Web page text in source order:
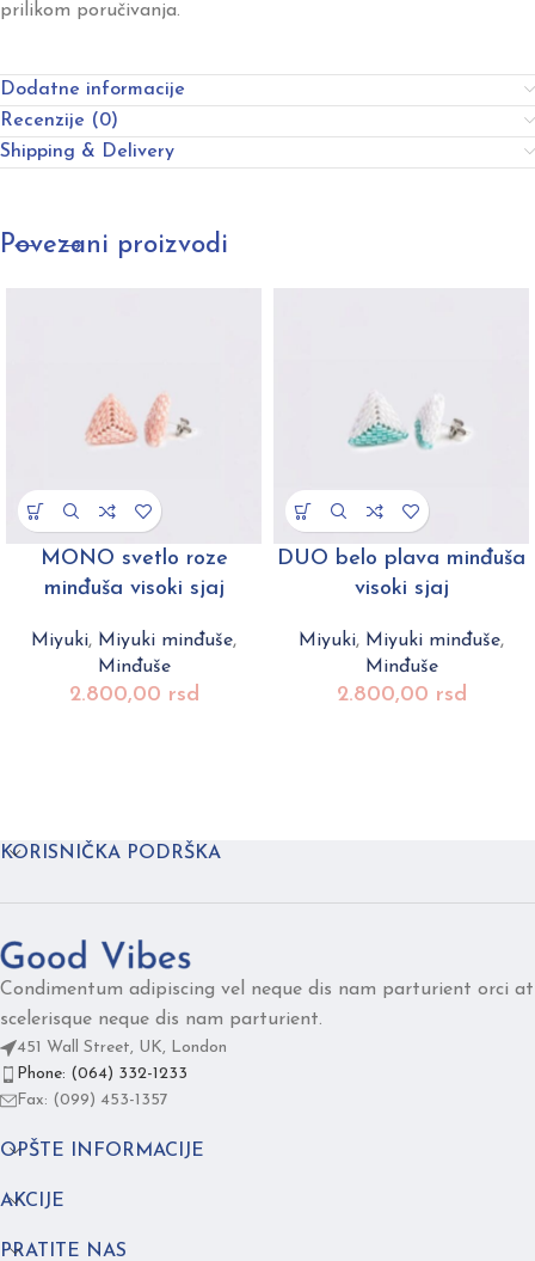
prilikom poručivanja.
Dodatne informacije
Recenzije (0)
Shipping & Delivery
Povezani proizvodi
MONO svetlo roze
minđuša visoki sjaj
Miyuki, Miyuki minđuše,
Minđuše
2.800,00 rsd
DUO belo plava minđuša
visoki sjaj
Miyuki, Miyuki minđuše,
Minđuše
2.800,00 rsd
KORISNIČKA PODRŠKA
Condimentum adipiscing vel neque dis nam parturient orci at
scelerisque neque dis nam parturient.
451 Wall Street, UK, London
Phone: (064) 332-1233
Fax: (099) 453-1357
OPŠTE INFORMACIJE
AKCIJE
PRATITE NAS